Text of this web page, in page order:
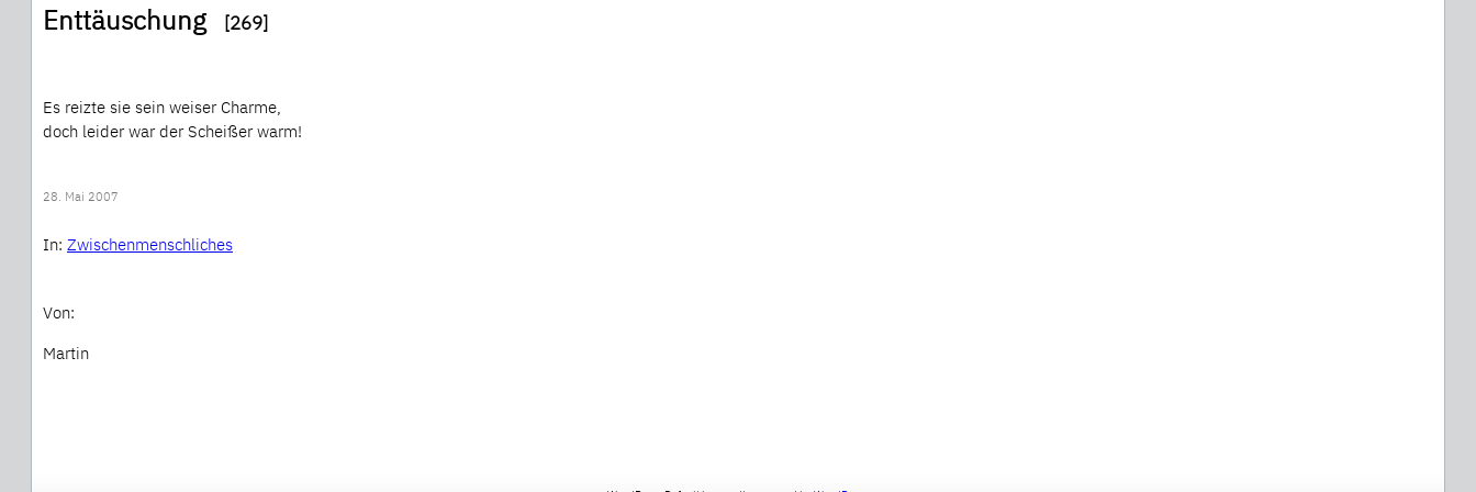
Enttäuschung [269]
Es reizte sie sein weiser Charme,
doch leider war der Scheißer warm!
28. Mai 2007
In: Zwischenmenschliches
Von:
Martin